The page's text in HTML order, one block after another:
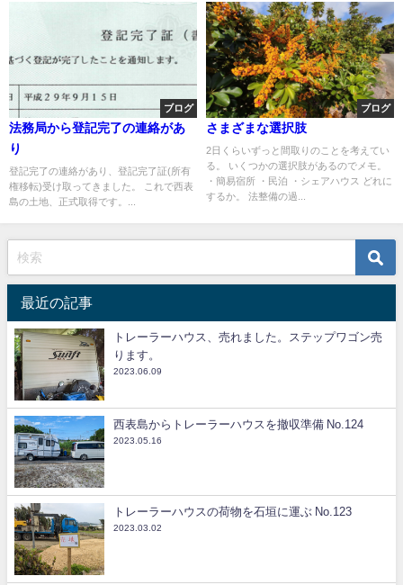
ブログ
法務局から登記完了の連絡があ
り
登記完了の連絡があり、登記完了証(所有
権移転)受け取ってきました。 これで西表
島の土地、正式取得です。...
ブログ
さまざまな選択肢
2日くらいずっと間取りのことを考えてい
る。 いくつかの選択肢があるのでメモ。
・簡易宿所 ・民泊 ・シェアハウス どれに
するか。 法整備の過...
最近の記事
トレーラーハウス、売れました。ステップワゴン売
ります。
2023.06.09
西表島からトレーラーハウスを撤収準備 No.124
2023.05.16
トレーラーハウスの荷物を石垣に運ぶ No.123
2023.03.02